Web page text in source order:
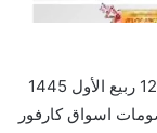
عروض كارفور الأسبوعية 27/9/2023 الموافق 12 ربيع الأول 1445
اسواق كارفور